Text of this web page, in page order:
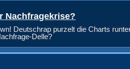
Nachfragekrise?
Deutschrap purzelt die Charts
Delle?